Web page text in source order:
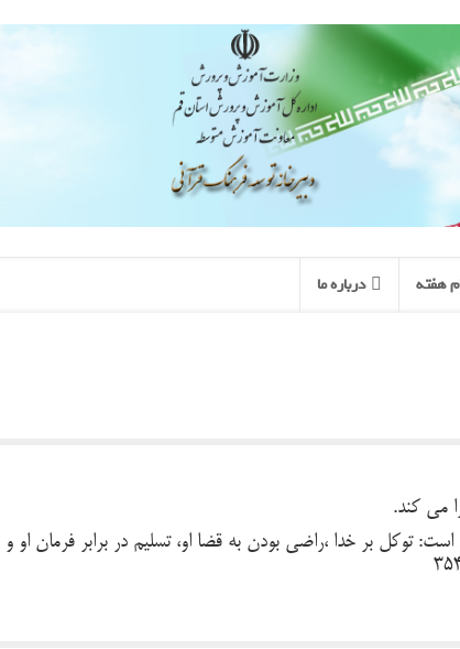
هفته درباره ما
می کند.
است: توکل بر خدا ،راضی بودن به قضا او، تسلیم در برابر فرمان او و